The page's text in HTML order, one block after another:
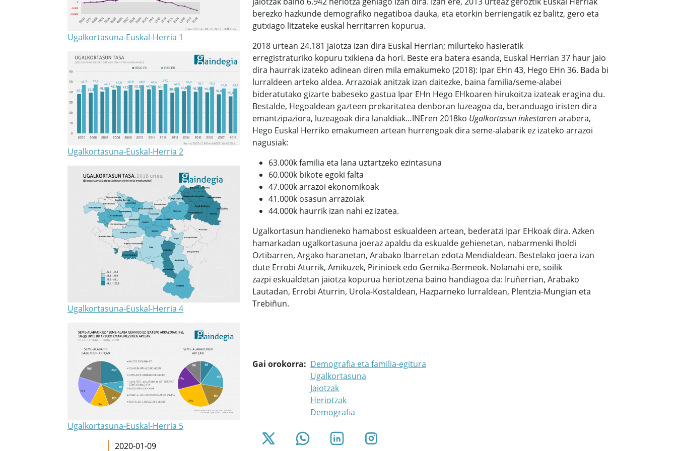
Ugalkortasuna-Euskal-Herria 1
Ugalkortasuna-Euskal-Herria 2
Ugalkortasuna-Euskal-Herria 4
Ugalkortasuna-Euskal-Herria 5
2020-01-09
berezko hazkunde demografiko negatiboa dauka, eta etorkin berriengatik ez balitz, gero eta
gutxiago litzateke euskal herritarren kopurua.
2018 urtean 24.181 jaiotza izan dira Euskal Herrian; milurteko hasieratik
erregistraturiko kopuru txikiena da hori. Beste era batera esanda, Euskal Herrian 37 haur jaio
dira haurrak izateko adinean diren mila emakumeko (2018): Ipar EHn 43, Hego EHn 36. Bada bi
lurraldeen arteko aldea. Arrazoiak anitzak izan daitezke, baina familia/seme-alabei
bideratutako gizarte babeseko gastua Ipar EHn Hego EHkoaren hirukoitza izateak eragina du.
Bestalde, Hegoaldean gazteen prekaritatea denboran luzeagoa da, beranduago iristen dira
emantzipaziora, luzeagoak dira lanaldiak…INEren 2018ko Ugalkortasun inkestaren arabera,
Hego Euskal Herriko emakumeen artean hurrengoak dira seme-alabarik ez izateko arrazoi
nagusiak:
63.000k familia eta lana uztartzeko ezintasuna
60.000k bikote egoki falta
47.000k arrazoi ekonomikoak
41.000k osasun arrazoiak
44.000k haurrik izan nahi ez izatea.
Ugalkortasun handieneko hamabost eskualdeen artean, bederatzi Ipar EHkoak dira. Azken
hamarkadan ugalkortasuna joeraz apaldu da eskualde gehienetan, nabarmenki Iholdi
Oztibarren, Argako haranetan, Arabako Ibarretan edota Mendialdean. Bestelako joera izan
dute Errobi Aturrik, Amikuzek, Pirinioek edo Gernika-Bermeok. Nolanahi ere, soilik
zazpi eskualdetan jaiotza kopurua heriotzena baino handiagoa da: Iruñerrian, Arabako
Lautadan, Errobi Aturrin, Urola-Kostaldean, Hazparneko lurraldean, Plentzia-Mungian eta
Trebiñun.
Gai orokorra
Demografia eta familia-egitura
Ugalkortasuna
Jaiotzak
Heriotzak
Demografia